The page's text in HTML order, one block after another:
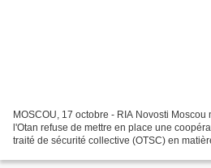
MOSCOU, 17 octobre - RIA Novosti
l'Otan refuse de mettre en place une
traité de sécurité collective (OTSC) en